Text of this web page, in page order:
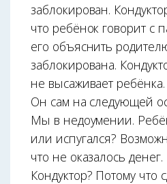
заблокирован.
что ребёнок говорит с
его объяснить
заблокирована.
не высаживает ребёнка.
Он сам на следующей
Мы в недоумении.
или испугался?
что не оказалось денег.
Кондуктор? Потому что